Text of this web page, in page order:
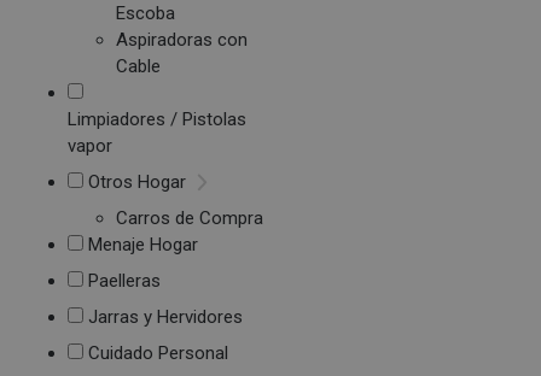
Escoba
Aspiradoras con
Cable
Limpiadores / Pistolas
vapor
Otros Hogar
Carros de Compra
Menaje Hogar
Paelleras
Jarras y Hervidores
Cuidado Personal